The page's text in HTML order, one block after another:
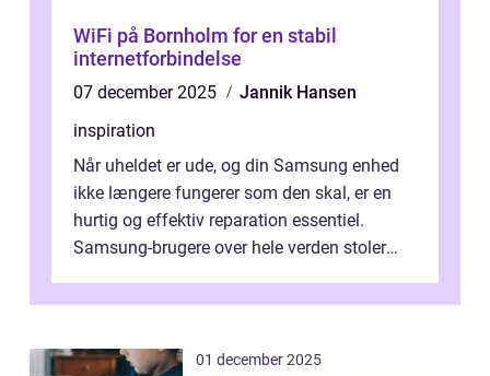
WiFi på Bornholm for en stabil
internetforbindelse
07 december 2025
Jannik Hansen
inspiration
Når uheldet er ude, og din Samsung enhed
ikke længere fungerer som den skal, er en
hurtig og effektiv reparation essentiel.
Samsung-brugere over hele verden stoler
01 december 2025